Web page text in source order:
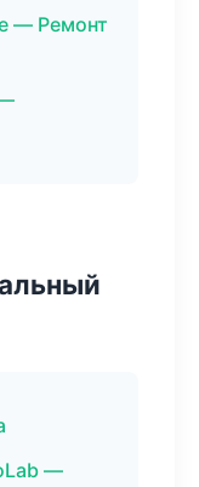
— Ремонт
—